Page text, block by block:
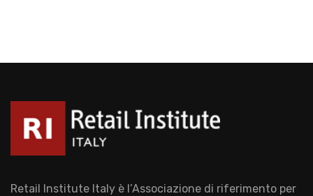
Retail Institute Italy è l’Associazione di riferimento per